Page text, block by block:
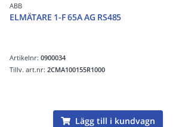
ABB
ELMÄTARE 1-F 65A AG RS485
Artikelnr:0900034
Tillv. art.nr:2CMA100155R1000
Lägg till i kundvagn